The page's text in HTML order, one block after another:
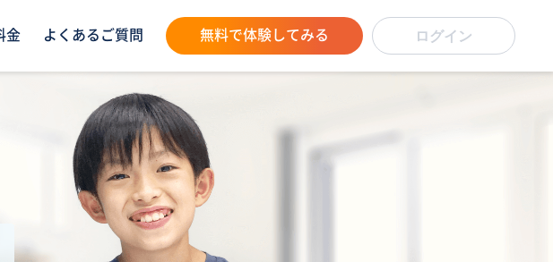
金 よくあるご質問 無料で体験してみる ログイン